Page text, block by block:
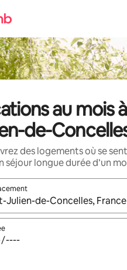
au mois
de-
des logements où se
séjour longue durée d’un
les résultats sont affichés,